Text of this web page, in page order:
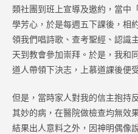
類社團到班上宣導及邀約，當中
學芳心，於是每週五下課後，相
領我們唱詩歌、查考聖經、認識
天到教會參加崇拜。於是，我和
道人帶領下決志，上慕道課後便
但是，當時家人對我的信主抱持
其妙的病，在醫院做檢查均無效
結果出人意料之外，因神明偶像